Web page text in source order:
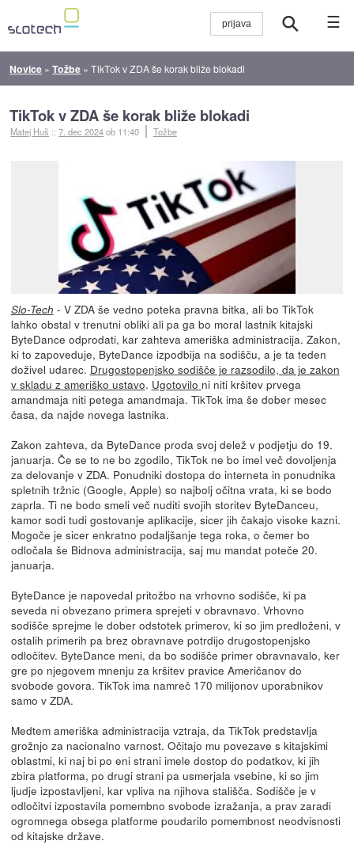
☰
Novice »Tožbe »TikTok v ZDA še korak bliže blokadi
TikTok v ZDA še korak bliže blokadi
Matej Huš ::7. dec 2024ob 11:40 Tožbe
Slo-Tech - V ZDA še vedno poteka pravna bitka, ali bo TikTok
lahko obstal v trenutni obliki ali pa ga bo moral lastnik kitajski
ByteDance odprodati, kar zahteva ameriška administracija. Zakon,
ki to zapoveduje, ByteDance izpodbija na sodišču, a je ta teden
doživel udarec. Drugostopenjsko sodišče je razsodilo, da je zakon
v skladu z ameriško ustavo. Ugotovilo ni niti kršitev prvega
amandmaja niti petega amandmaja. TikTok ima še dober mesec
časa, da najde novega lastnika.
Zakon zahteva, da ByteDance proda svoj delež v podjetju do 19.
januarja. Če se to ne bo zgodilo, TikTok ne bo imel več dovoljenja
za delovanje v ZDA. Ponudniki dostopa do interneta in ponudnika
spletnih tržnic (Google, Apple) so najbolj očitna vrata, ki se bodo
zaprla. Ti ne bodo smeli več nuditi svojih storitev ByteDanceu,
kamor sodi tudi gostovanje aplikacije, sicer jih čakajo visoke kazni.
Mogoče je sicer enkratno podaljšanje tega roka, o čemer bo
odločala še Bidnova administracija, saj mu mandat poteče 20.
januarja.
ByteDance je napovedal pritožbo na vrhovno sodišče, ki pa
seveda ni obvezano primera sprejeti v obravnavo. Vrhovno
sodišče sprejme le dober odstotek primerov, ki so jim predloženi, v
ostalih primerih pa brez obravnave potrdijo drugostopenjsko
odločitev. ByteDance meni, da bo sodišče primer obravnavalo, ker
gre po njegovem mnenju za kršitev pravice Američanov do
svobode govora. TikTok ima namreč 170 milijonov uporabnikov
samo v ZDA.
Medtem ameriška administracija vztraja, da TikTok predstavlja
grožnjo za nacionalno varnost. Očitajo mu povezave s kitajskimi
oblastmi, ki naj bi po eni strani imele dostop do podatkov, ki jih
zbira platforma, po drugi strani pa usmerjala vsebine, ki so jim
ljudje izpostavljeni, kar vpliva na njihova stališča. Sodišče je v
odločitvi izpostavila pomembno svobode izražanja, a prav zaradi
ogromnega obsega platforme poudarilo pomembnost neodvisnosti
od kitajske države.